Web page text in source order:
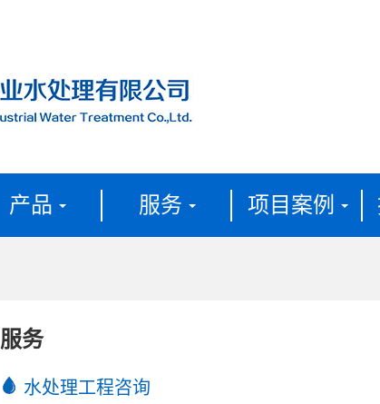
产品 服务 项目案例
服务
水处理工程咨询